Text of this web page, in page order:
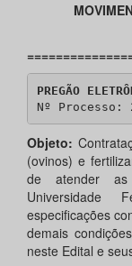
PREGÃO
Nº Processo:
Objeto:
(ovinos) e
de atender
Universidade
especificações
demais
neste Edital e